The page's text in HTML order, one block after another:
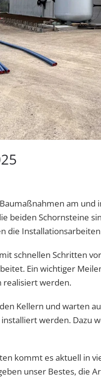
am
beiden Schornsteine
die
schnellen Schritten
Ein wichtiger
realisiert werden.
Kellern und warten
werden.
kommt es aktuell in
unser Bestes, die